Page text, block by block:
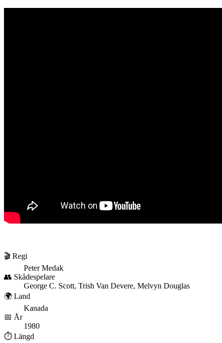
🎬 Regi
Peter Medak
👥 Skådespelare
George C. Scott, Trish Van Devere, Melvyn Douglas
🌍 Land
Kanada
📅 År
1980
⏱️ Längd